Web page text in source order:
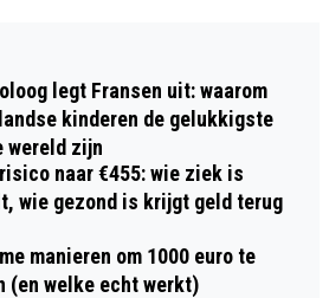
legt Fransen uit: waarom
kinderen de gelukkigste
wereld zijn
naar €455: wie ziek is
wie gezond is krijgt geld terug
manieren om 1000 euro te
(en welke echt werkt)